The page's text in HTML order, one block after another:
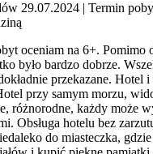
29.07.2024 | Termin
oceniam na 6+. Pomimo
było bardzo dobrze.
przekazane. Hotel
przy samym morzu,
różnorodne, każdy może
Obsługa hotelu bez
do miasteczka,